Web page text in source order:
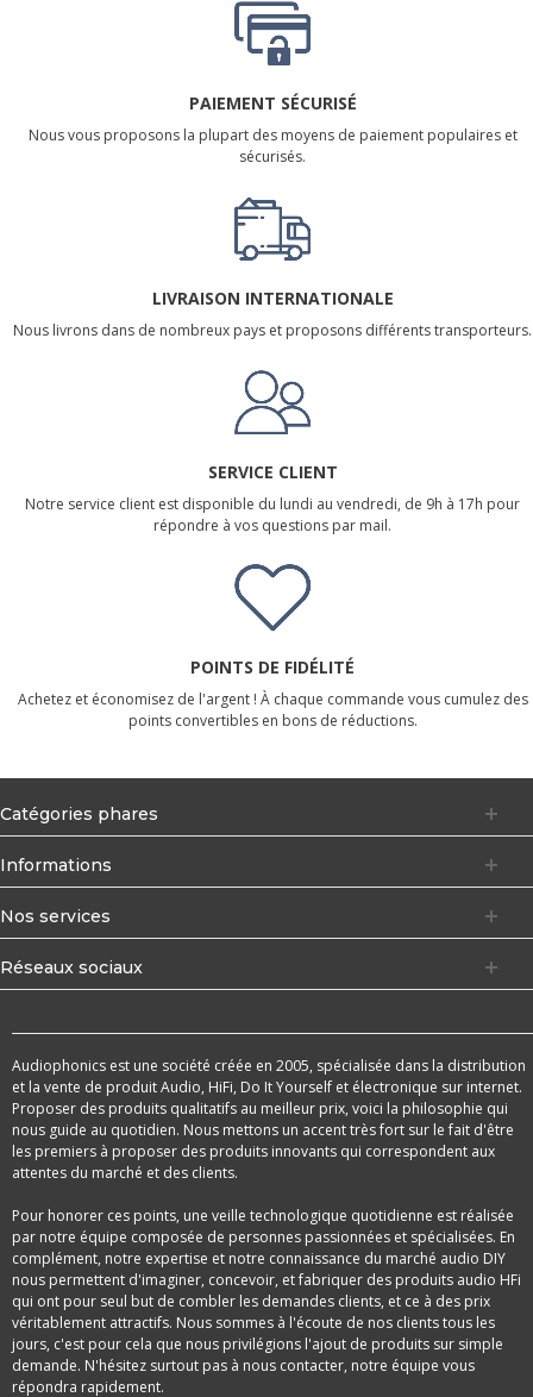
PAIEMENT SÉCURISÉ
Nous vous proposons la plupart des moyens de paiement populaires et
sécurisés.
LIVRAISON INTERNATIONALE
Nous livrons dans de nombreux pays et proposons différents transporteurs.
SERVICE CLIENT
Notre service client est disponible du lundi au vendredi, de 9h à 17h pour
répondre à vos questions par mail.
POINTS DE FIDÉLITÉ
Achetez et économisez de l'argent ! À chaque commande vous cumulez des
points convertibles en bons de réductions.
Catégories phares
Informations
Nos services
Réseaux sociaux
Audiophonics est une société créée en 2005, spécialisée dans la distribution
et la vente de produit Audio, HiFi, Do It Yourself et électronique sur internet.
Proposer des produits qualitatifs au meilleur prix, voici la philosophie qui
nous guide au quotidien. Nous mettons un accent très fort sur le fait d'être
les premiers à proposer des produits innovants qui correspondent aux
attentes du marché et des clients.
Pour honorer ces points, une veille technologique quotidienne est réalisée
par notre équipe composée de personnes passionnées et spécialisées. En
complément, notre expertise et notre connaissance du marché audio DIY
nous permettent d'imaginer, concevoir, et fabriquer des produits audio HFi
qui ont pour seul but de combler les demandes clients, et ce à des prix
véritablement attractifs. Nous sommes à l'écoute de nos clients tous les
jours, c'est pour cela que nous privilégions l'ajout de produits sur simple
demande. N'hésitez surtout pas à nous contacter, notre équipe vous
répondra rapidement.